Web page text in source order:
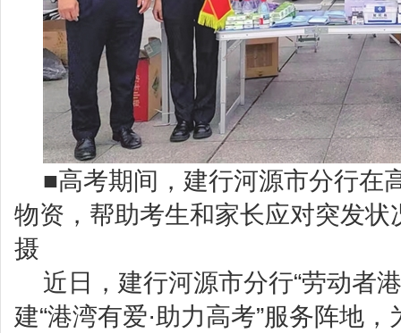
■高考期间，建行河源市分行在
物资，帮助考生和家长应对突发状
摄
近日，建行河源市分行“劳动者
建“港湾有爱·助力高考”服务阵地